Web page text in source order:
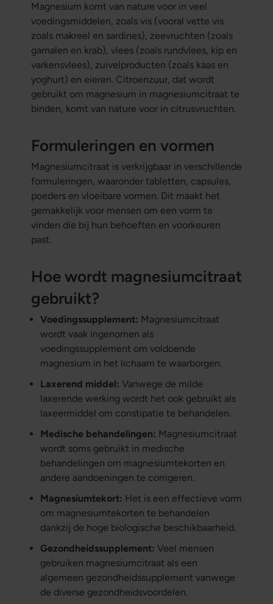
Magnesium komt van nature voor in veel
voedingsmiddelen, zoals vis (vooral vette vis
zoals makreel en sardines), zeevruchten (zoals
garnalen en krab), vlees (zoals rundvlees, kip en
varkensvlees), zuivelproducten (zoals kaas en
yoghurt) en eieren. Citroenzuur, dat wordt
gebruikt om magnesium in magnesiumcitraat te
binden, komt van nature voor in citrusvruchten.
Formuleringen en vormen
Magnesiumcitraat is verkrijgbaar in verschillende
formuleringen, waaronder tabletten, capsules,
poeders en vloeibare vormen. Dit maakt het
gemakkelijk voor mensen om een vorm te
vinden die bij hun behoeften en voorkeuren
past.
Hoe wordt magnesiumcitraat
gebruikt?
Voedingssupplement: Magnesiumcitraat
wordt vaak ingenomen als
voedingssupplement om voldoende
magnesium in het lichaam te waarborgen.
Laxerend middel: Vanwege de milde
laxerende werking wordt het ook gebruikt als
laxeermiddel om constipatie te behandelen.
Medische behandelingen: Magnesiumcitraat
wordt soms gebruikt in medische
behandelingen om magnesiumtekorten en
andere aandoeningen te corrigeren.
Magnesiumtekort: Het is een effectieve vorm
om magnesiumtekorten te behandelen
dankzij de hoge biologische beschikbaarheid.
Gezondheidssupplement: Veel mensen
gebruiken magnesiumcitraat als een
algemeen gezondheidssupplement vanwege
de diverse gezondheidsvoordelen.